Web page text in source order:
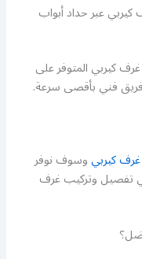
عبر حداد أبواب
كيربي المتوفر على
فني بأقصى سرعة.
كيربيوسوف نوفر
تفصيل وتركيب غرف